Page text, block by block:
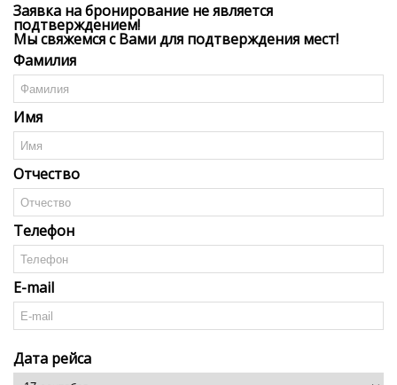
Заявка на бронирование не является
подтверждением!
Мы свяжемся с Вами для подтверждения мест!
Фамилия
Имя
Отчество
Телефон
E-mail
Дата рейса